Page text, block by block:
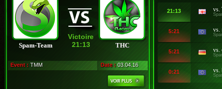
Spam-Team
Victoire
21:13
THC
Event : TMM Date : 03.04.16
21:13 vs.
5:21 vs.
5:21 vs.
0:21 vs.